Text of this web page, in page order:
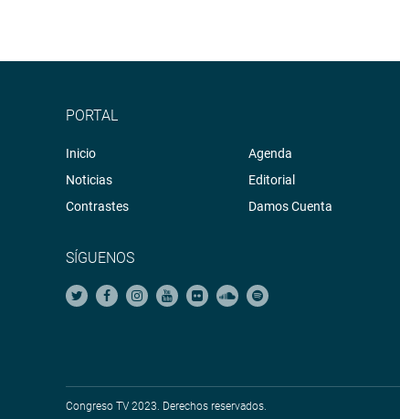
PORTAL
Inicio
Noticias
Contrastes
Agenda
Editorial
Damos Cuenta
SÍGUENOS
Congreso TV 2023. Derechos reservados.